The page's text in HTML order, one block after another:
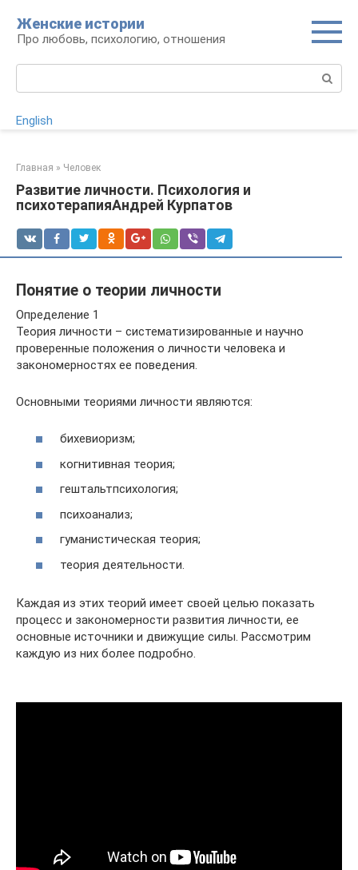
контенту
Женские истории
Про любовь, психологию, отношения
English
Главная » Человек
Развитие личности. Психология и
психотерапияАндрей Курпатов
Понятие о теории личности
Определение 1
Теория личности – систематизированные и научно
проверенные положения о личности человека и
закономерностях ее поведения.
Основными теориями личности являются:
бихевиоризм;
когнитивная теория;
гештальтпсихология;
психоанализ;
гуманистическая теория;
теория деятельности.
Каждая из этих теорий имеет своей целью показать
процесс и закономерности развития личности, ее
основные источники и движущие силы. Рассмотрим
каждую из них более подробно.